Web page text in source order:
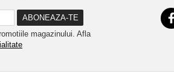
magazinului. Afla